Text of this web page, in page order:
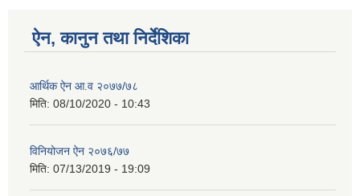
ऐन, कानुन तथा निर्देशिका
आर्थिक ऐन आ.व २०७७/७८
मिति: 08/10/2020 - 10:43
विनियोजन ऐन २०७६/७७
मिति: 07/13/2019 - 19:09